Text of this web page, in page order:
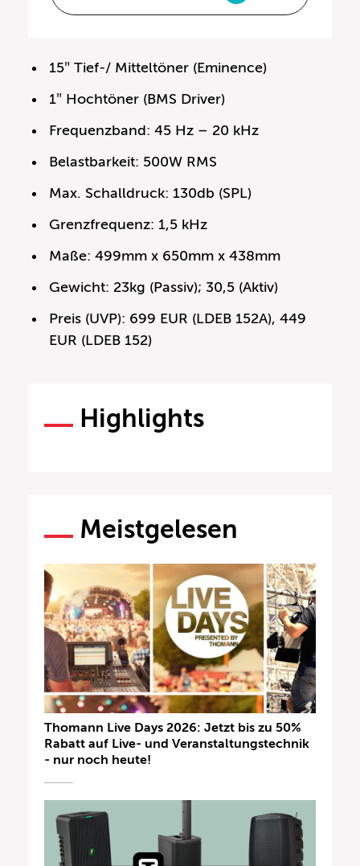
15″ Tief-/ Mitteltöner (Eminence)
1″ Hochtöner (BMS Driver)
Frequenzband: 45 Hz – 20 kHz
Belastbarkeit: 500W RMS
Max. Schalldruck: 130db (SPL)
Grenzfrequenz: 1,5 kHz
Maße: 499mm x 650mm x 438mm
Gewicht: 23kg (Passiv); 30,5 (Aktiv)
Preis (UVP): 699 EUR (LDEB 152A), 449
EUR (LDEB 152)
Highlights
Meistgelesen
Thomann Live Days 2026: Jetzt bis zu 50%
Rabatt auf Live- und Veranstaltungstechnik
- nur noch heute!